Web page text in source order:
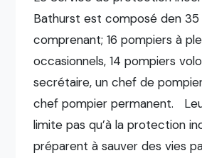
Bathurst est composé den
comprenant; 16 pompiers à
occasionnels, 14 pompiers
secrétaire, un chef de
chef pompier permanent.
limite pas qu’à la protection
préparent à sauver des vies